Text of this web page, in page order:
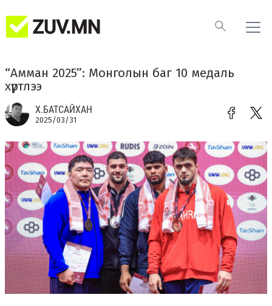
“Амман 2025”: Монголын баг 10 медаль
хүртлээ
Х.БАТСАЙХАН
2025/03/31